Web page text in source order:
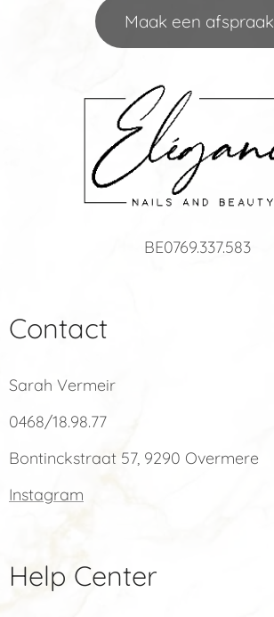
Maak een afspraak
BE0769.337.583
Contact
Sarah Vermeir
0468/18.98.77
Bontinckstraat 57, 9290 Overmere
Instagram
Help Center